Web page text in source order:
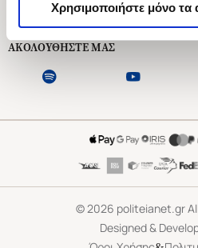
Χρησιμοποιήστε μόνο τα
Εξυπηρέτηση Πελατών
ΑΚΟΛΟΥΘΗΣΤΕ ΜΑΣ
©2026 politeianet.gr
Designed &